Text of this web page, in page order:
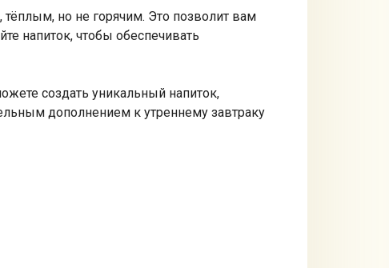
но не горячим. Это позволит вам
напиток, чтобы обеспечивать
создать уникальный напиток,
дополнением к утреннему завтраку